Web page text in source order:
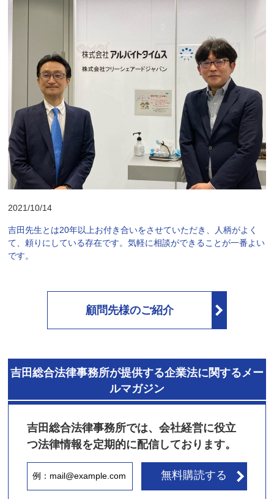
2021/10/14
吉田先生とは20年以上お付き合いをさせていただき、人柄がよく
て、頼りにしている存在です。気軽に相談ができることが一番よい
です。
顧問先様のご紹介
吉田総合法律事務所が提供する企業法に関するメー
ルマガジン
吉田総合法律事務所では、会社経営に役立
つ法律情報を定期的に配信しております。
無料購読する